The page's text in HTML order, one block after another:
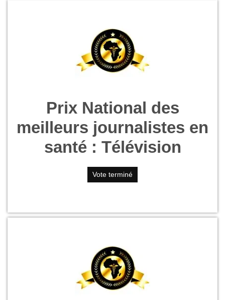
Prix National des
meilleurs journalistes en
santé : Télévision
Vote terminé